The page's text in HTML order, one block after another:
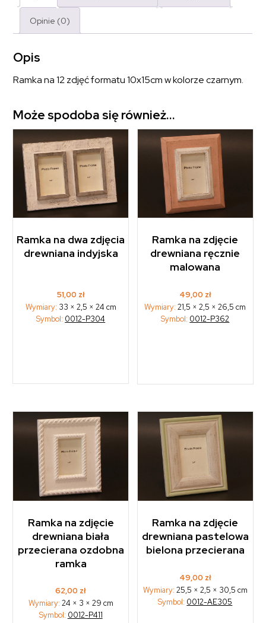
Opinie (0)
Opis
Ramka na 12 zdjęć formatu 10x15cm w kolorze czarnym.
Może spodoba się również…
Ramka na dwa zdjęcia
drewniana indyjska
51,00 zł
Wymiary: 33 × 2,5 × 24 cm
Symbol: 0012-P304
Ramka na zdjęcie
drewniana ręcznie
malowana
49,00 zł
Wymiary:21,5 × 2,5 × 26,5 cm
Symbol: 0012-P362
Ramka na zdjęcie
drewniana biała
przecierana ozdobna
ramka
62,00 zł
Wymiary: 24 × 3 × 29 cm
Symbol: 0012-P411
Ramka na zdjęcie
drewniana pastelowa
bielona przecierana
49,00 zł
Wymiary: 25,5 × 2,5 × 30,5 cm
Symbol: 0012-AE305